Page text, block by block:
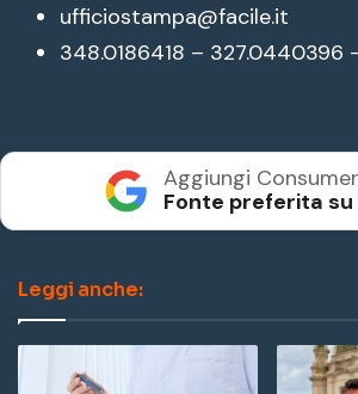
ufficiostampa@facile.it
348.0186418 – 327.0440396
Aggiungi
Fonte preferita su
Leggi anche: